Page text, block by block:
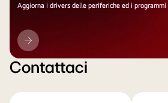
Aggiorna i drivers delle periferiche ed i programmi
Aggiornamento
LG
Contattaci